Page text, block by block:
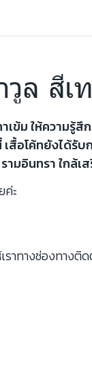
วูล สีเ
ข้ม ให้ความรู้
สื้อโค้ทยังได้
มอินทรา ใกล้เ
ค่ะ
าทางช่องทางติ